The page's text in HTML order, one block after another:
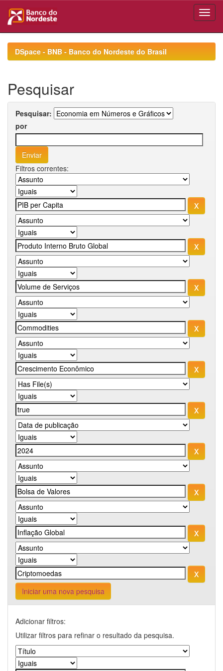
navigationDSpace - BNB - Banco do Nordeste do Brasil
Pesquisar
Pesquisar:
por
Filtros correntes:
Iniciar uma nova pesquisa
Adicionar filtros:
Utilizar filtros para refinar o resultado da pesquisa.